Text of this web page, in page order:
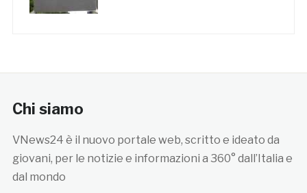
Chi siamo
VNews24 è il nuovo portale web, scritto e ideato da
giovani, per le notizie e informazioni a 360° dall’Italia e
dal mondo